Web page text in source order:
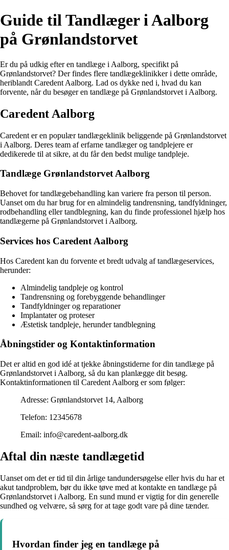
Guide til Tandlæger i Aalborg
på Grønlandstorvet
Er du på udkig efter en tandlæge i Aalborg, specifikt på
Grønlandstorvet? Der findes flere tandlægeklinikker i dette område,
heriblandt Caredent Aalborg. Lad os dykke ned i, hvad du kan
forvente, når du besøger en tandlæge på Grønlandstorvet i Aalborg.
Caredent Aalborg
Caredent er en populær tandlægeklinik beliggende på Grønlandstorvet
i Aalborg. Deres team af erfarne tandlæger og tandplejere er
dedikerede til at sikre, at du får den bedst mulige tandpleje.
Tandlæge Grønlandstorvet Aalborg
Behovet for tandlægebehandling kan variere fra person til person.
Uanset om du har brug for en almindelig tandrensning, tandfyldninger,
rodbehandling eller tandblegning, kan du finde professionel hjælp hos
tandlægerne på Grønlandstorvet i Aalborg.
Services hos Caredent Aalborg
Hos Caredent kan du forvente et bredt udvalg af tandlægeservices,
herunder:
Almindelig tandpleje og kontrol
Tandrensning og forebyggende behandlinger
Tandfyldninger og reparationer
Implantater og proteser
Æstetisk tandpleje, herunder tandblegning
Åbningstider og Kontaktinformation
Det er altid en god idé at tjekke åbningstiderne for din tandlæge på
Grønlandstorvet i Aalborg, så du kan planlægge dit besøg.
Kontaktinformationen til Caredent Aalborg er som følger:
Adresse: Grønlandstorvet 14, Aalborg
Telefon: 12345678
Email: info@caredent-aalborg.dk
Aftal din næste tandlægetid
Uanset om det er tid til din årlige tandundersøgelse eller hvis du har et
akut tandproblem, bør du ikke tøve med at kontakte en tandlæge på
Grønlandstorvet i Aalborg. En sund mund er vigtig for din generelle
sundhed og velvære, så sørg for at tage godt vare på dine tænder.
Hvordan finder jeg en tandlæge på